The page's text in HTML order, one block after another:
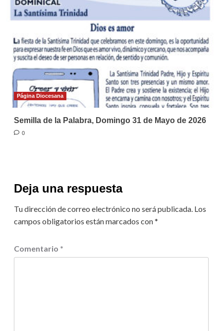
Página Diocesana
Semilla de la Palabra, Domingo 31 de Mayo de 2026
0
Deja una respuesta
Tu dirección de correo electrónico no será publicada. Los
campos obligatorios están marcados con*
Comentario *